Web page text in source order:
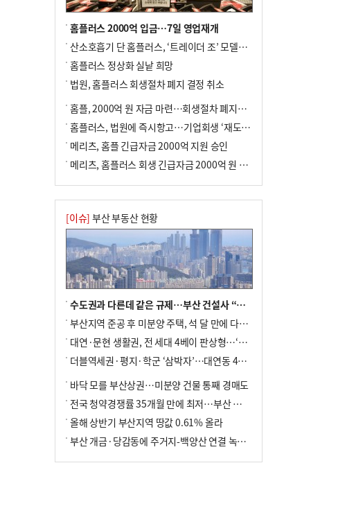
홈플러스 2000억 입금…7일 영업재개
산소호흡기 단 홈플러스, ‘트레이더 조’ 모델로 살아날까
홈플러스 정상화 실낱 희망
법원, 홈플러스 회생절차 폐지 결정 취소
홈플, 2000억 원 자금 마련…회생절차 폐지에 즉시항고(종합)
홈플러스, 법원에 즉시항고…기업회생 ‘재도전’
메리츠, 홈플 긴급자금 2000억 지원 승인
메리츠, 홈플러스 회생 긴급자금 2000억 원 지원 승인
[이슈] 부산 부동산 현황
수도권과 다른데 같은 규제…부산 건설사 “쓰러지기 직전”
부산지역 준공 후 미분양 주택, 석 달 만에 다시 3000가구 넘어서
대연·문현 생활권, 전 세대 4베이 판상형…‘더샵 트리센트’ 내달 분양
더블역세권·평지·학군 ‘삼박자’…대연동 42층 브랜드 단지
바닥 모를 부산상권…미분양 건물 통째 경매도
전국 청약경쟁률 35개월 만에 최저…부산 미분양 ‘적체’ 심화
올해 상반기 부산지역 땅값 0.61% 올라
부산 개금·당감동에 주거지-백양산 연결 녹지 조성